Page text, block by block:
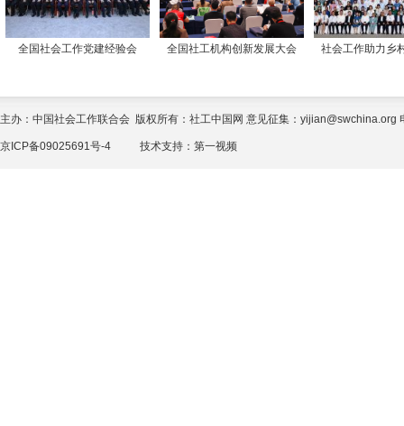
全国社会工作党建经验会 全国社工机构创新发展大会 社会工作助力乡
主办：中国社会工作联合会 版权所有：社工中国网 意见征集：yijian@swchina.org
京ICP备09025691号-4 技术支持： 第一视频